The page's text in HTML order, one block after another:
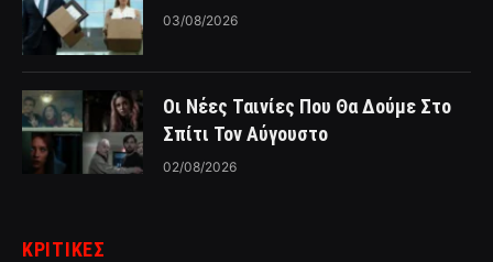
03/08/2026
Οι Νέες Ταινίες Που Θα Δούμε Στο
Σπίτι Τον Αύγουστο
02/08/2026
ΚΡΙΤΙΚΈΣ